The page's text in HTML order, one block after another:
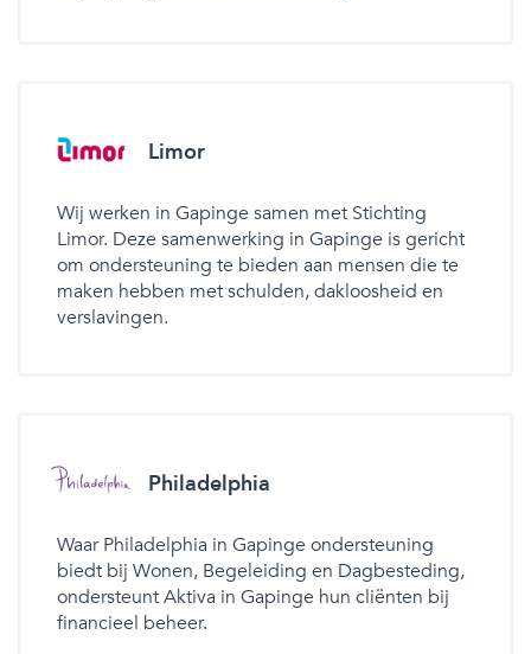
Limor
Wij werken in Gapinge samen met Stichting
Limor. Deze samenwerking in Gapinge is gericht
om ondersteuning te bieden aan mensen die te
maken hebben met schulden, dakloosheid en
verslavingen.
Philadelphia
Waar Philadelphia in Gapinge ondersteuning
biedt bij Wonen, Begeleiding en Dagbesteding,
ondersteunt Aktiva in Gapinge hun cliënten bij
financieel beheer.